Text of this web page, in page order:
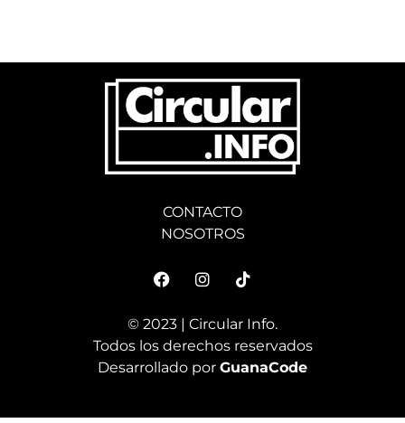
CONTACTO
NOSOTROS
© 2023 | Circular Info.
Todos los derechos reservados
Desarrollado por GuanaCode